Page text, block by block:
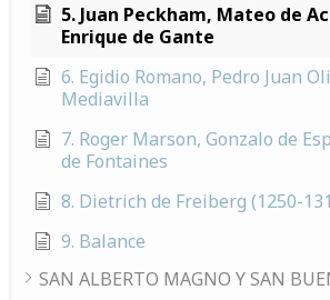
5. Juan Peckham, Mateo de
Enrique de Gante
6. Egidio Romano, Pedro Juan
Mediavilla
7. Roger Marson, Gonzalo de
de Fontaines
8. Dietrich de Freiberg (1250-
9. Balance
SAN ALBERTO MAGNO Y SAN